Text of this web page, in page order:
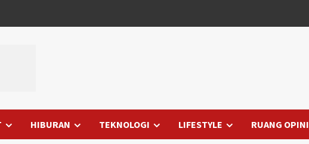
HIBURAN TEKNOLOGI LIFESTYLE RUANG OPINI